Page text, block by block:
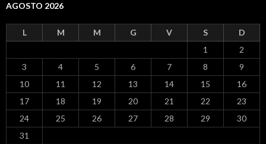
AGOSTO 2026
L M M G V S
D
1
2
3
4 5 6 7 8
9
10
11 12 13 14 15
16
17
18 19 20 21 22
23
24
25 26 27 28 29
30
31